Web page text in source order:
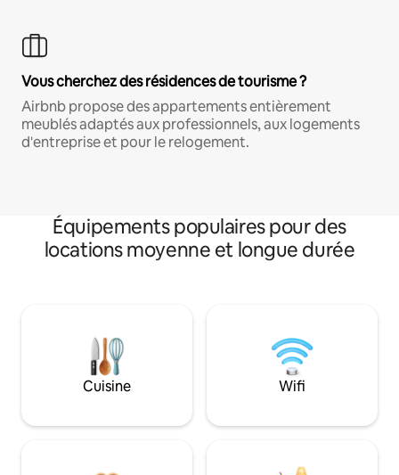
Vous cherchez des résidences de tourisme ?
Airbnb propose des appartements entièrement
meublés adaptés aux professionnels, aux logements
d'entreprise et pour le relogement.
Équipements populaires pour des
locations moyenne et longue durée
Cuisine Wifi